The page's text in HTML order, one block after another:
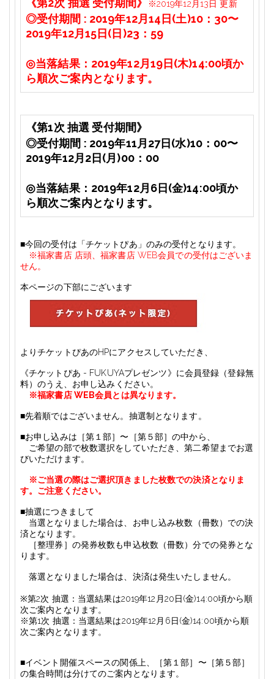
《第2次 抽選 受付期間》 ※2019年12月13日 更新
◎受付期間 : 2019年12月14 日(土)10：30〜
2019年12月15日(日)23 ：59
◎当落結果： 2019年12月19日(木)14:00頃か
ら順次ご案内となります。
《第1次 抽選 受付期間》
◎受付期間 : 2019年11月27日(水)10： 00〜
2019年12月 2日(月)00： 00
◎当落結果： 2019年12月6日(金)14:00頃か
ら順次ご案内となります。
■今回の受付は「チケットぴあ」のみの受付となります。
※福家書店 店頭、福家書店 WEB会員での受付はございま
せん。
本ページの下部にございます
よりチケットぴあのHPにアクセスしていただき、
《チケットぴあ - FUKUYAプレゼンツ》に会員登録 （登録無
料）のうえ、お申し込みください。
※福家書店 WEB会員とは異なります。
■先着順ではございません。抽選制となります。
■お申し込みは［第１部］〜［第５部］の中から、
ご希望の部で枚数選択をしていただき、第二希望までお選
びいただけます。
※ご当選の際はご選択頂きました枚数での決済となりま
す。ご注意ください。
■抽選につきまして
当選となりました場合は、 お申し込み枚数（冊数）での決
済となります。
［整理券］の発券枚数も申込枚数（冊数）分での発券とな
ります。
落選となりました場合は、決済は発生いたしません。
※第2次 抽選： 当選結果は2019年12 月20日(金)14:00頃から順
次ご案内となります。
※第1次 抽選：当選結果は2019年12 月 6日(金)14:00頃から順
次ご案内となります。
■イベント開催スペースの関係上、［第１部］〜［第５部］
の集合時間は分けてのご案内となります。